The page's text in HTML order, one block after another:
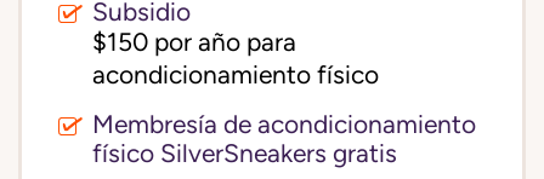
Subsidio
$150 por año para
acondicionamiento físico
Membresía de acondicionamiento
físico SilverSneakers gratis